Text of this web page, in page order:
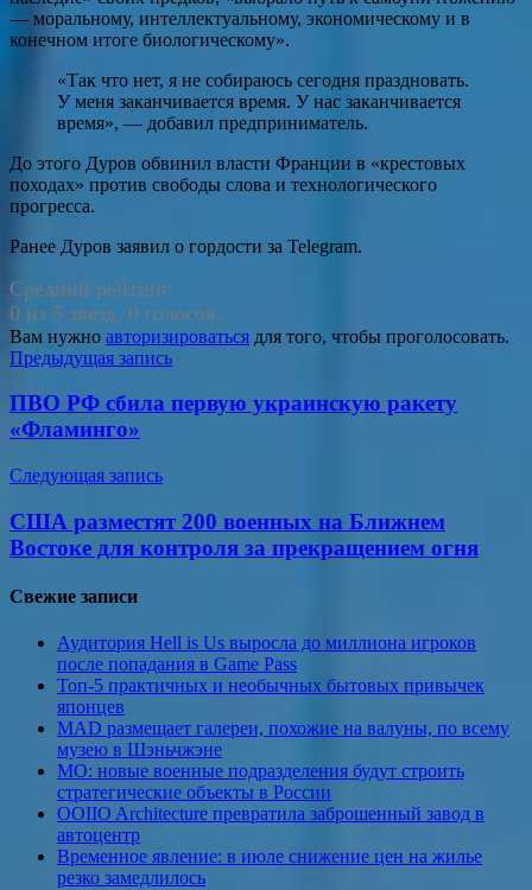
— моральному, интеллектуальному, экономическому и в
конечном итоге биологическому».
«Так что нет, я не собираюсь сегодня праздновать.
У меня заканчивается время. У нас заканчивается
время», — добавил предприниматель.
До этого Дуров обвинил власти Франции в «крестовых
походах» против свободы слова и технологического
прогресса.
Ранее Дуров заявил о гордости за Telegram.
Средний рейтинг
0 из 5 звезд. 0 голосов.
Вам нужно авторизироваться для того, чтобы проголосовать.
Навигация
по
записям
Предыдущая запись
ПВО РФ сбила первую украинскую ракету
«Фламинго»
Следующая запись
США разместят 200 военных на Ближнем
Востоке для контроля за прекращением огня
Свежие записи
Аудитория Hell is Us выросла до миллиона игроков
после попадания в Game Pass
Топ-5 практичных и необычных бытовых привычек
японцев
MAD размещает галереи, похожие на валуны, по всему
музею в Шэньчжэне
МО: новые военные подразделения будут строить
стратегические объекты в России
OOIIO Architecture превратила заброшенный завод в
автоцентр
Временное явление: в июле снижение цен на жилье
резко замедлилось